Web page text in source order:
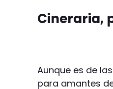
Cineraria,
Aunque es de
para amantes